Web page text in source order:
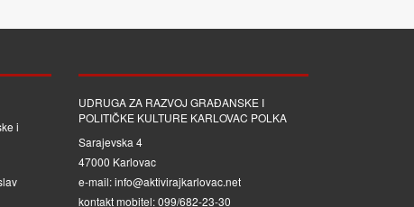
i
UDRUGA ZA RAZVOJ GRAĐANSKE I
POLITIČKE KULTURE KARLOVAC POLKA
Sarajevska 4
47000 Karlovac
e-mail: info@aktivirajkarlovac.net
kontakt mobitel: 099/682-23-30